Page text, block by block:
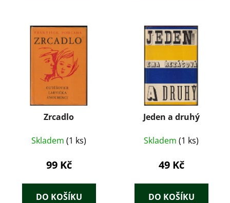
Zrcadlo
Skladem (1 ks)
99 Kč
DO KOŠÍKU
Jeden a druhý
Skladem (1 ks)
49 Kč
DO KOŠÍKU